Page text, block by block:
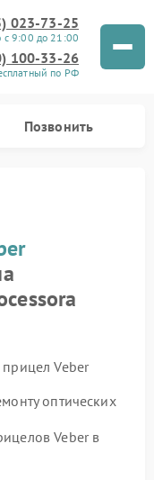
023-73-25
с 9:00 до 21:00
100-33-26
по РФ
Позвонить
Veber
оптических
Veber в